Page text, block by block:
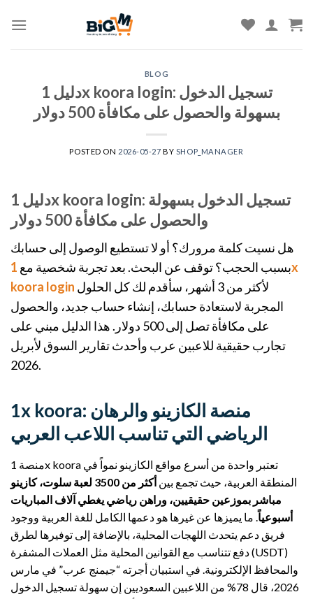
BLOG
دليل 1x koora login: تسجيل الدخول
بسهولة والحصول على مكافأة 500 دولار
POSTED ON 2026-05-27 BY SHOP_MANAGER
دليل 1x koora login: تسجيل الدخول بسهولة
والحصول على مكافأة 500 دولار
هل نسيت كلمة مرورك؟ أو لا تستطيع الوصول إلى حسابك
بسبب الحجب؟ توقف عن البحث. بعد تجربة شخصية مع 1x
koora login
المجربة لاستعادة حسابك، إنشاء حساب جديد، والحصول
على مكافأة تصل إلى 500 دولار. هذا الدليل مبني على
تجارب حقيقية للاعبين عرب وأحدث تقارير السوق لأبريل
2026.
1x koora: منصة الكازينو والرهان
الرياضي التي تناسب اللاعب العربي
منصة 1x koora تعتبر واحدة من أسرع مواقع الكازينو نمواً في
المنطقة العربية، حيث تجمع بين
أكثر من 3500 لعبة سلوت، كازينو
مباشر بموزعين حقيقيين، وراهن رياضي يغطي آلاف المباريات
أسبوعياً. ما يميزها عن غيرها هو دعمها الكامل للغة العربية ووجود
فريق دعم يتحدث اللهجات المحلية، بالإضافة إلى توفيرها لطرق
دفع تتناسب مع القوانين المحلية مثل العملات المشفرة (USDT)
والمحافظ الإلكترونية. في استبيان أجرته “جيمنج عرب” في مارس
2026، قال 78% من اللاعبين السعوديين إن سهولة تسجيل الدخول